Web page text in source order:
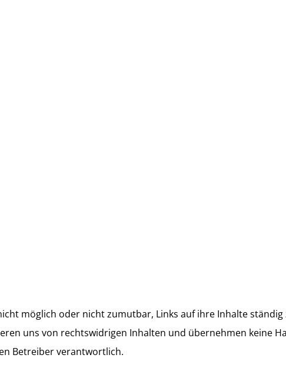
möglich oder nicht zumutbar, Links auf ihre Inhalte
uns von rechtswidrigen Inhalten und übernehmen keine
Betreiber verantwortlich.